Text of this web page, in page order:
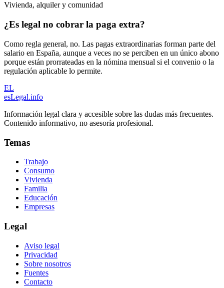
Vivienda, alquiler y comunidad
¿Es legal no cobrar la paga extra?
Como regla general, no. Las pagas extraordinarias forman parte del
salario en España, aunque a veces no se perciben en un único abono
porque están prorrateadas en la nómina mensual si el convenio o la
regulación aplicable lo permite.
EL
esLegal.info
Información legal clara y accesible sobre las dudas más frecuentes.
Contenido informativo, no asesoría profesional.
Temas
Trabajo
Consumo
Vivienda
Familia
Educación
Empresas
Legal
Aviso legal
Privacidad
Sobre nosotros
Fuentes
Contacto